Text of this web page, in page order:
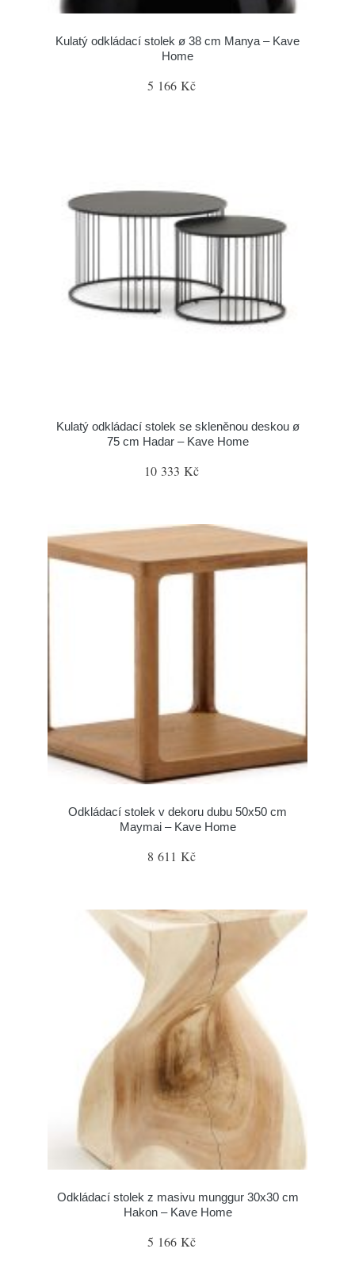
Kulatý odkládací stolek ø 38 cm Manya – Kave
Home
5 166 Kč
Kulatý odkládací stolek se skleněnou deskou ø
75 cm Hadar – Kave Home
10 333 Kč
Odkládací stolek v dekoru dubu 50x50 cm
Maymai – Kave Home
8 611 Kč
Odkládací stolek z masivu munggur 30x30 cm
Hakon – Kave Home
5 166 Kč